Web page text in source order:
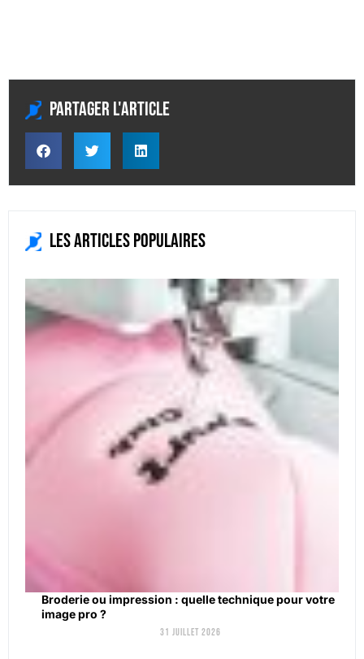
Partager l'article
Les articles populaires
Broderie ou impression : quelle technique pour votre
image pro ?
31 juillet 2026